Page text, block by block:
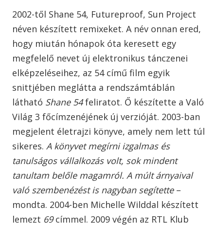
2002-től Shane 54, Futureproof, Sun Project
néven készített remixeket. A név onnan ered,
hogy miután hónapok óta keresett egy
megfelelő nevet új elektronikus tánczenei
elképzeléseihez, az 54 című film egyik
snittjében meglátta a rendszámtáblán
látható Shane 54feliratot. Ő készítette a Való
Világ 3 főcímzenéjének új verzióját. 2003-ban
megjelent életrajzi könyve, amely nem lett túl
sikeres. A könyvet megírni izgalmas és
tanulságos vállalkozás volt, sok mindent
tanultam belőle magamról. A múlt árnyaival
való szembenézést is nagyban segítette–
mondta. 2004-ben Michelle Wilddal készített
lemezt 69címmel. 2009 végén az RTL Klub